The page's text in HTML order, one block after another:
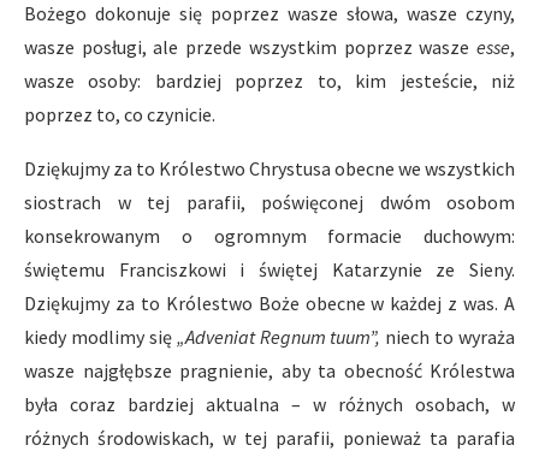
Bożego dokonuje się poprzez wasze słowa, wasze czyny,
wasze posługi, ale przede wszystkim poprzez wasze esse,
wasze osoby: bardziej poprzez to, kim jesteście, niż
poprzez to, co czynicie.
Dziękujmy za to Królestwo Chrystusa obecne we wszystkich
siostrach w tej parafii, poświęconej dwóm osobom
konsekrowanym o ogromnym formacie duchowym:
świętemu Franciszkowi i świętej Katarzynie ze Sieny.
Dziękujmy za to Królestwo Boże obecne w każdej z was. A
kiedy modlimy się „Adveniat Regnum tuum”, niech to wyraża
wasze najgłębsze pragnienie, aby ta obecność Królestwa
była coraz bardziej aktualna – w różnych osobach, w
różnych środowiskach, w tej parafii, ponieważ ta parafia